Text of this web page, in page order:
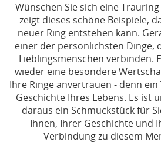
Wünschen Sie sich eine
zeigt dieses schöne Beispiele,
neuer Ring entstehen kann.
einer der persönlichsten Dinge,
Lieblingsmenschen verbinden.
wieder eine besondere
Ihre Ringe anvertrauen - denn
Geschichte Ihres Lebens. Es ist
daraus ein Schmuckstück für
Ihnen, Ihrer Geschichte und
Verbindung zu diesem